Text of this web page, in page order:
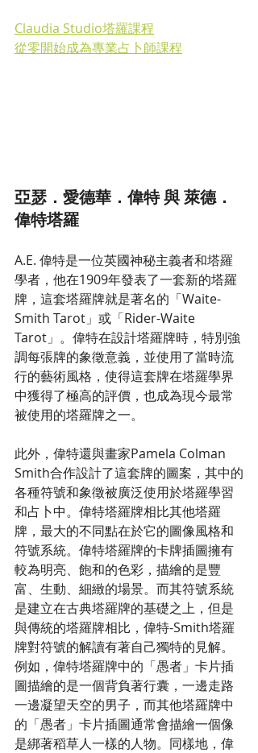
Claudia Studio塔羅課程
從零開始成為專業占卜師課程
亞瑟．愛德華．偉特 與 萊德．
偉特塔羅
A.E. 偉特是一位英國神秘主義者和塔羅
學者，他在1909年發表了一套新的塔羅
牌，這套塔羅牌就是著名的「Waite-
Smith Tarot」或「Rider-Waite
Tarot」。偉特在設計塔羅牌時，特別強
調每張牌的象徵意義，並使用了當時流
行的藝術風格，使得這套牌在塔羅學界
中獲得了極高的評價，也成為現今最常
被使用的塔羅牌之一。
此外，偉特還與畫家Pamela Colman
Smith合作設計了這套牌的圖案，其中的
各種符號和象徵被廣泛使用於塔羅學習
和占卜中。偉特塔羅牌相比其他塔羅
牌，最大的不同點在於它的圖像風格和
符號系統。偉特塔羅牌的卡牌插圖擁有
較為明亮、飽和的色彩，描繪的是豐
富、生動、細緻的場景。而其符號系統
是建立在古典塔羅牌的基礎之上，但是
與傳統的塔羅牌相比，偉特-Smith塔羅
牌對符號的解讀有著自己獨特的見解。
例如，偉特塔羅牌中的「愚者」卡片插
圖描繪的是一個背負著行囊，一邊走路
一邊凝望天空的男子，而其他塔羅牌中
的「愚者」卡片插圖通常會描繪一個像
是綁著稻草人一樣的人物。同樣地，偉